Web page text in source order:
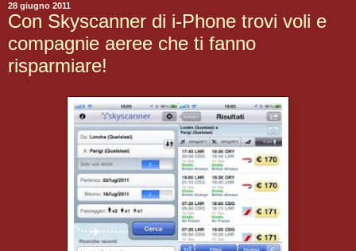
28 giugno 2011
Con Skyscanner di i-Phone trovi voli e
compagnie aeree che ti fanno
risparmiare!